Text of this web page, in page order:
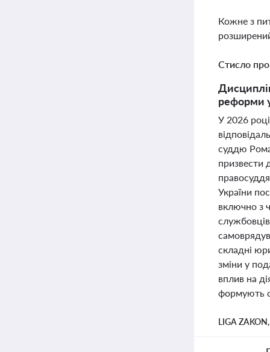
Кожне з
Стисло
реформи
У 2026
суддю
призвести
України
включно з
складні
зміни у
вплив на
формують
LIGA